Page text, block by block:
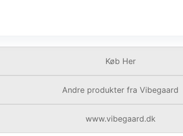
Køb Her
Andre produkter fra Vibegaard
www.vibegaard.dk